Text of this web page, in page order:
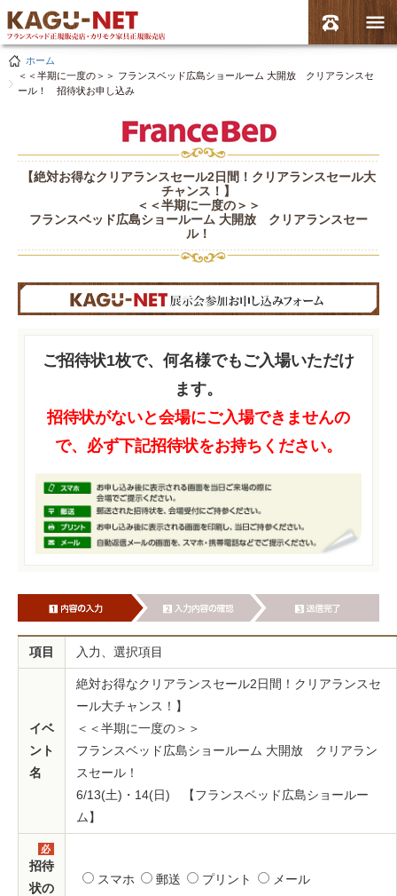
ホーム
＜＜半期に一度の＞＞ フランスベッド広島ショールーム 大開放 クリアランスセ
ール！ 招待状お申し込み
【絶対お得なクリアランスセール2日間！クリアランスセール大
チャンス！】
＜＜半期に一度の＞＞
フランスベッド広島ショールーム 大開放 クリアランスセー
ル！
ご招待状1枚で、何名様でもご入場いただけ
ます。
招待状がないと会場にご入場できませんの
で、必ず下記招待状をお持ちください。
項目 入力、選択項目
イベ
ント
名
絶対お得なクリアランスセール2日間！クリアランスセ
ール大チャンス！】
＜＜半期に一度の＞＞
フランスベッド広島ショールーム 大開放 クリアラン
スセール！
6/13(土)・14(日) 【フランスベッド広島ショールー
ム】
必
須
招待
状の
スマホ 郵送 プリント メール